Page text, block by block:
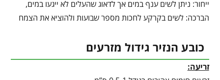
ייחור: ניתן לשים ענף במים אך לדאוג שהעלים לא ייגעו במים,
הברכה: לשים בקרקע לחכות מספר שבועות ולהוציא את הצמח
כובע הנזיר גידול מזרעים
זריעה: